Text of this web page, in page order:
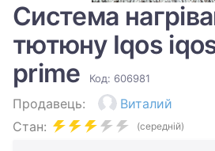
Система
тютюну Iqos
prime
Код: 606981
Продавець:
Виталий
Стан:
(середній)